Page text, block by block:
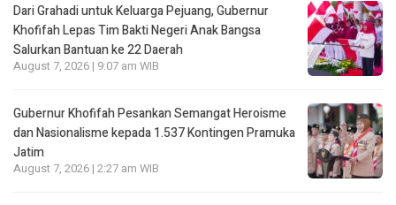
Dari Grahadi untuk Keluarga Pejuang, Gubernur
Khofifah Lepas Tim Bakti Negeri Anak Bangsa
Salurkan Bantuan ke 22 Daerah
August 7, 2026 | 9:07 am WIB
Gubernur Khofifah Pesankan Semangat Heroisme
dan Nasionalisme kepada 1.537 Kontingen Pramuka
Jatim
August 7, 2026 | 2:27 am WIB